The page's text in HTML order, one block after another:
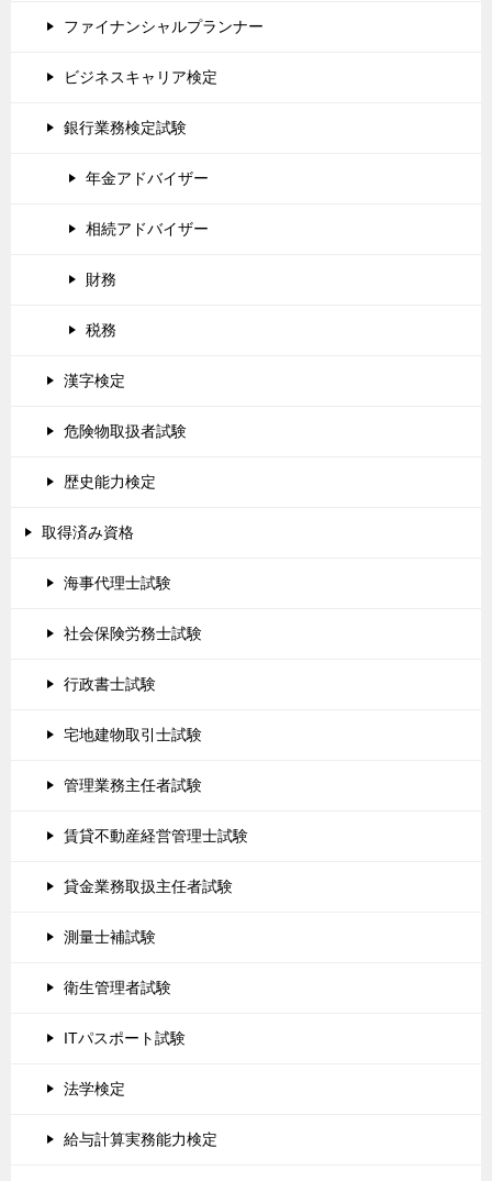
ファイナンシャルプランナー
ビジネスキャリア検定
銀行業務検定試験
年金アドバイザー
相続アドバイザー
財務
税務
漢字検定
危険物取扱者試験
歴史能力検定
取得済み資格
海事代理士試験
社会保険労務士試験
行政書士試験
宅地建物取引士試験
管理業務主任者試験
賃貸不動産経営管理士試験
貸金業務取扱主任者試験
測量士補試験
衛生管理者試験
ITパスポート試験
法学検定
給与計算実務能力検定